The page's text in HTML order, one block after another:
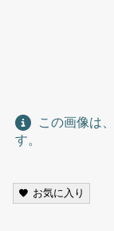
この画像は、
す。
お気に入り